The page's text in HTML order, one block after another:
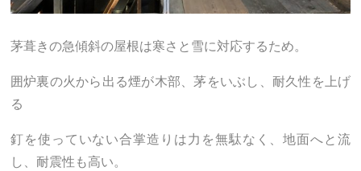
茅葺きの急傾斜の屋根は寒さと雪に対応するため。
囲炉裏の火から出る煙が木部、茅をいぶし、耐久性を上げ
る
釘を使っていない合掌造りは力を無駄なく、地面へと流
し、耐震性も高い。